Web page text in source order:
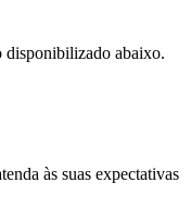
disponibilizado abaixo.
às suas expectativas